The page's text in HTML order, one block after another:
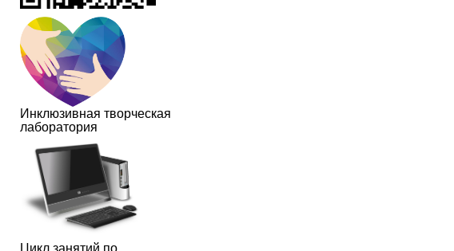
Инклюзивная творческая
лаборатория
Цикл занятий по